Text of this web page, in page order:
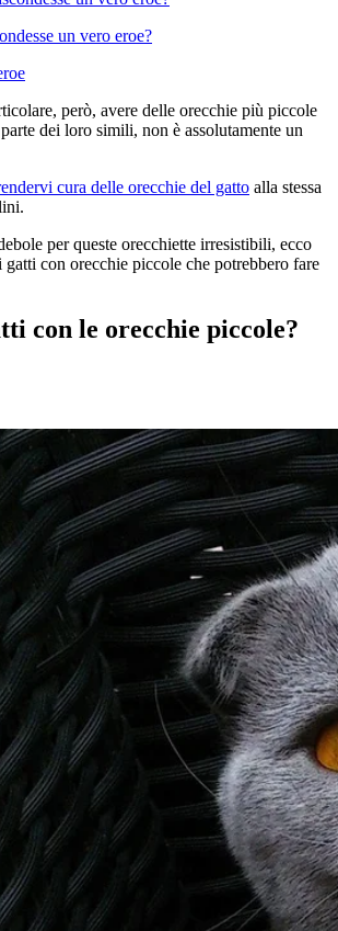
un vero eroe?
però, avere delle orecchie più piccole
dei loro simili, non è assolutamente un
cura delle orecchie del gatto alla stessa
per queste orecchiette irresistibili, ecco
con orecchie piccole che potrebbero fare
con le orecchie piccole?